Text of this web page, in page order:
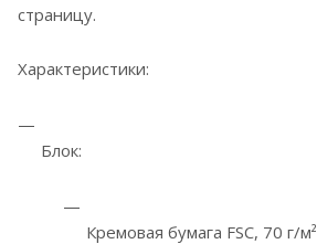
страницу.
Характеристики:
Блок:
Кремовая бумага FSC, 70 г/м²